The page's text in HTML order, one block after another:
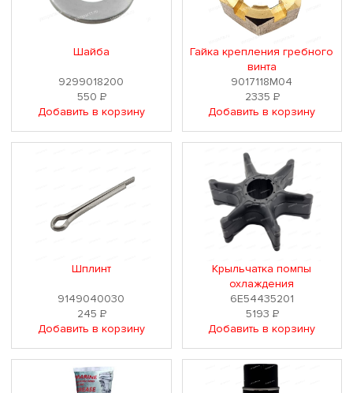
Шайба
9299018200
550Р
Добавить в корзину
Гайка крепления гребного
винта
9017118M04
2335Р
Добавить в корзину
Шплинт
9149040030
245Р
Добавить в корзину
Крыльчатка помпы
охлаждения
6E54435201
5193Р
Добавить в корзину